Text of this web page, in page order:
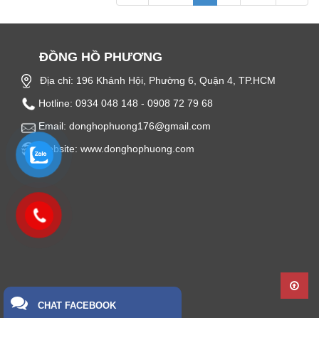
ĐỒNG HỒ PHƯƠNG
Địa chỉ: 196 Khánh Hội, Phường 6, Quận 4, TP.HCM
Hotline: 0934 048 148 - 0908 72 79 68
Email: donghophuong176@gmail.com
Website: www.donghophuong.com
CHAT FACEBOOK